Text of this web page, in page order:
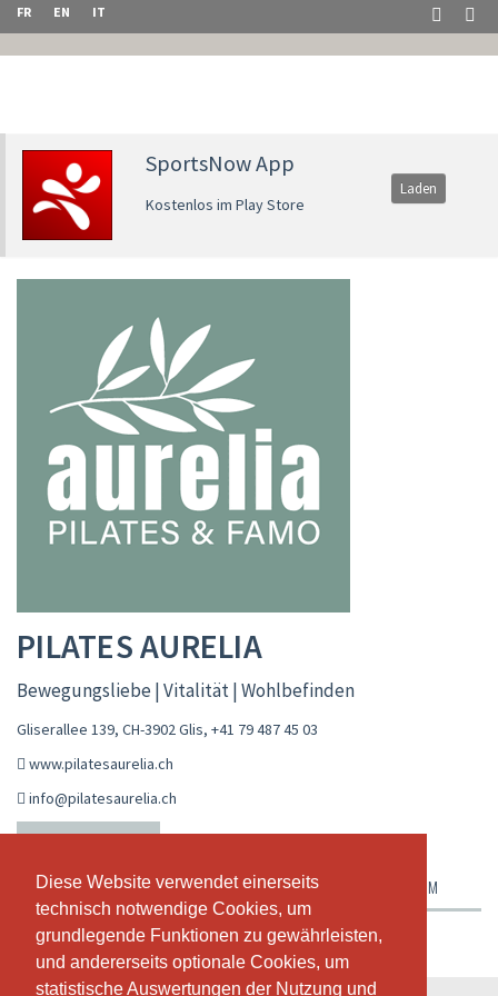
Diese Website verwendet einerseits
technisch notwendige Cookies, um
grundlegende Funktionen zu gewährleisten,
und andererseits optionale Cookies, um
statistische Auswertungen der Nutzung und
FR EN IT
SportsNow App
Kostenlos im Play Store
Laden
PILATES AURELIA
Bewegungsliebe | Vitalität | Wohlbefinden
Gliserallee 139, CH-3902 Glis, +41 79 487 45 03
www.pilatesaurelia.ch
info@pilatesaurelia.ch
ABONNEMENTE & PREISE
ÜBER UNS UNSER TEAM
Wochenansicht